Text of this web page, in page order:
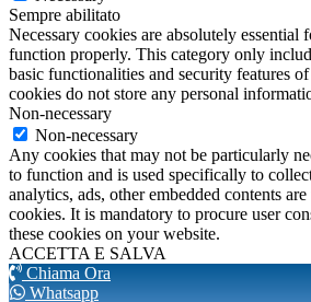
Sempre abilitato
Necessary cookies are absolutely essential
function properly. This category only
basic functionalities and security features
cookies do not store any personal
Non-necessary
Non-necessary
Any cookies that may not be particularly
to function and is used specifically to
analytics, ads, other embedded contents
cookies. It is mandatory to procure user
these cookies on your website.
ACCETTA E SALVA
Chiama Ora
Whatsapp